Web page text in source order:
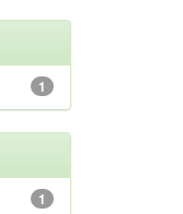
1
1